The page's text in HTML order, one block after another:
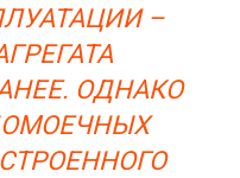
–
ОДНАКО